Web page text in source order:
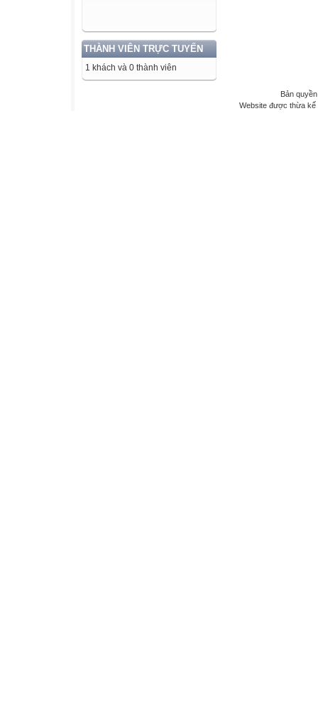
THÀNH VIÊN TRỰC TUYẾN
1 khách và 0 thành viên
Bản
Website được thừa